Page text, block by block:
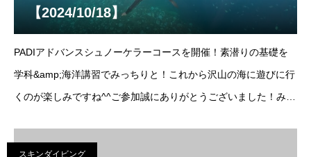
【2024/10/18】
PADIアドバンスシュノーケラーコースを開催！素潜りの基礎を
学科&amp;海洋講習でみっちりと！これから沢山の海に遊びに行
くのが楽しみですね^^ご参加誠にありがとうございました！みず
スキンダイビング